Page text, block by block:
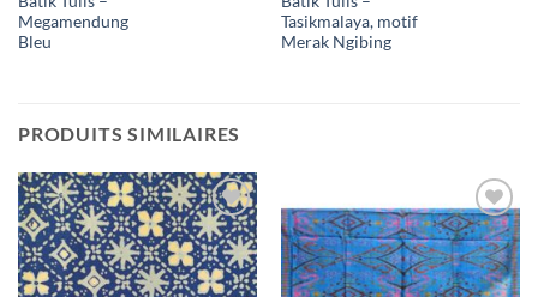
Megamendung
Bleu
Tasikmalaya, motif
Merak Ngibing
PRODUITS SIMILAIRES
Ajouter
à la liste
de
souhaits
Ajouter
à la liste
de
souhaits